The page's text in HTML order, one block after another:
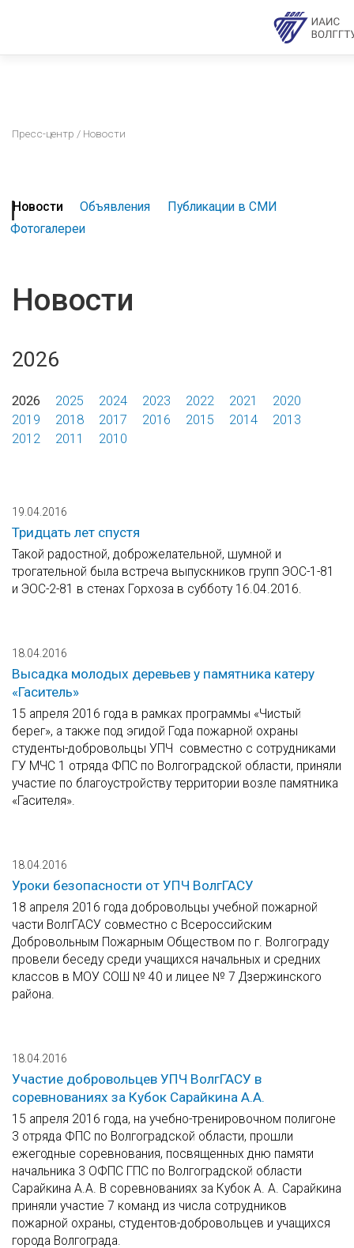
Пресс-центр / Новости
Новости Объявления
Публикации в СМИ
Фотогалереи
Новости
2026
2026 2025 2024 2023 2022 2021
2020
2019
2018 2017 2016 2015 2014
2013
2012
2011 2010
19.04.2016
Тридцать лет спустя
Такой радостной, доброжелательной, шумной и
трогательной была встреча выпускников групп ЭОС-1-81
и ЭОС-2-81 в стенах Горхоза в субботу 16.04.2016.
18.04.2016
Высадка молодых деревьев у памятника катеру
«Гаситель»
15 апреля 2016 года в рамках программы «Чистый
берег», а также под эгидой Года пожарной охраны
студенты-добровольцы УПЧ совместно с сотрудниками
ГУ МЧС 1 отряда ФПС по Волгоградской области, приняли
участие по благоустройству территории возле памятника
«Гасителя».
18.04.2016
Уроки безопасности от УПЧ ВолгГАСУ
18 апреля 2016 года добровольцы учебной пожарной
части ВолгГАСУ совместно с Всероссийским
Добровольным Пожарным Обществом по г. Волгограду
провели беседу среди учащихся начальных и средних
классов в МОУ СОШ № 40 и лицее № 7 Дзержинского
района.
18.04.2016
Участие добровольцев УПЧ ВолгГАСУ в
соревнованиях за Кубок Сарайкина А.А.
15 апреля 2016 года, на учебно-тренировочном полигоне
3 отряда ФПС по Волгоградской области, прошли
ежегодные соревнования, посвященных дню памяти
начальника 3 ОФПС ГПС по Волгоградской области
Сарайкина А.А. В соревнованиях за Кубок А. А. Сарайкина
приняли участие 7 команд из числа сотрудников
пожарной охраны, студентов-добровольцев и учащихся
города Волгограда.